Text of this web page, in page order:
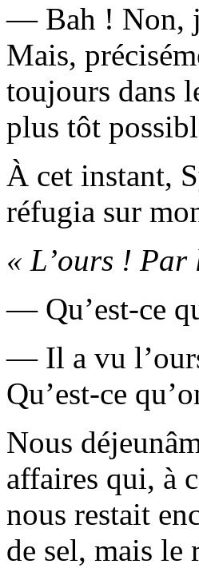
— Bah ! Non,
Mais,
toujours dans
plus tôt
À cet instant,
réfugia sur
« L’ours ! Par
— Qu’est-ce
— Il a vu
Qu’est-ce
Nous
affaires qui, à
nous restait
de sel, mais le